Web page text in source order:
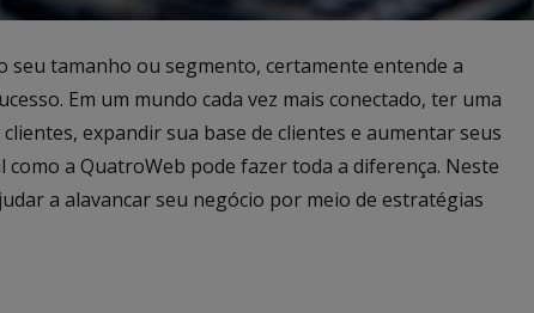
seu tamanho ou segmento, certamente entende a
Em um mundo cada vez mais conectado, ter uma
expandir sua base de clientes e aumentar seus
a QuatroWeb pode fazer toda a diferença. Neste
a alavancar seu negócio por meio de estratégias